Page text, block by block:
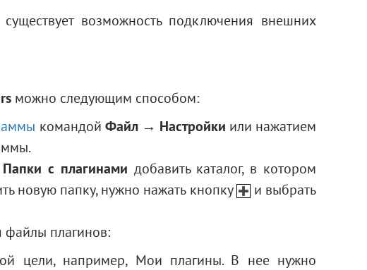
возможность подключения внешних
можно следующим способом:
командой Файл → Настройки или нажатием
Папки с плагинами добавить каталог, в котором
новую папку, нужно нажать кнопку
и выбрать
файлы плагинов:
цели, например, Мои плагины. В нее нужно